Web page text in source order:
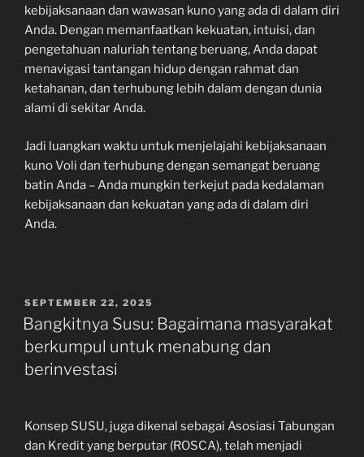
kebijaksanaan dan wawasan kuno yang ada di dalam diri
Anda. Dengan memanfaatkan kekuatan, intuisi, dan
pengetahuan naluriah tentang beruang, Anda dapat
menavigasi tantangan hidup dengan rahmat dan
ketahanan, dan terhubung lebih dalam dengan dunia
alami di sekitar Anda.
Jadi luangkan waktu untuk menjelajahi kebijaksanaan
kuno Voli dan terhubung dengan semangat beruang
batin Anda – Anda mungkin terkejut pada kedalaman
kebijaksanaan dan kekuatan yang ada di dalam diri
Anda.
POSTED
ON
SEPTEMBER 22, 2025
Bangkitnya Susu: Bagaimana masyarakat
berkumpul untuk menabung dan
berinvestasi
Konsep SUSU, juga dikenal sebagai Asosiasi Tabungan
dan Kredit yang berputar (ROSCA), telah menjadi